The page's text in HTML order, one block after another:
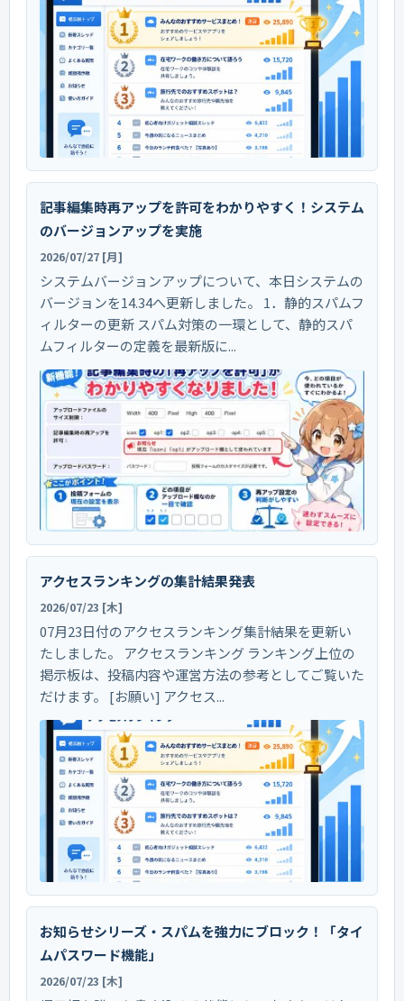
記事編集時再アップを許可をわかりやすく！システム
のバージョンアップを実施
2026/07/27 [月]
システムバージョンアップについて、本日システムの
バージョンを14.34へ更新しました。 1．静的スパムフ
ィルターの更新 スパム対策の一環として、静的スパ
ムフィルターの定義を最新版に...
アクセスランキングの集計結果発表
2026/07/23 [木]
07月23日付のアクセスランキング集計結果を更新い
たしました。 アクセスランキング ランキング上位の
掲示板は、投稿内容や運営方法の参考としてご覧いた
だけます。 [お願い] アクセス...
お知らせシリーズ・スパムを強力にブロック！「タイ
ムパスワード機能」
2026/07/23 [木]